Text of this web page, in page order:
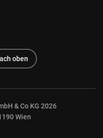
oben
& Co KG 2026
Wien